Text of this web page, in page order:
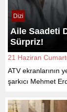
Dizi
Aile Saadeti
Sürpriz!
21 Haziran
ATV ekranlarının
şarkıcı Mehmet